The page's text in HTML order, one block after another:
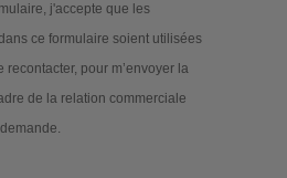
j'accepte que les
ce formulaire soient utilisées
recontacter, pour m’envoyer la
de la relation commerciale